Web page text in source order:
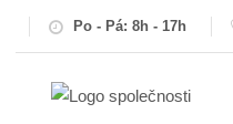
Po - Pá: 8h - 17h